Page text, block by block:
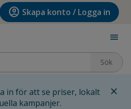
account_circle Skapa konto / Logga in
menu
Sök
in för att se priser, lokalt
kampanjer.
close